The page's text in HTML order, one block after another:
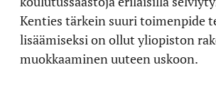
Kenties tärkein suuri toimenpide
lisäämiseksi on ollut yliopiston
muokkaaminen uuteen uskoon.